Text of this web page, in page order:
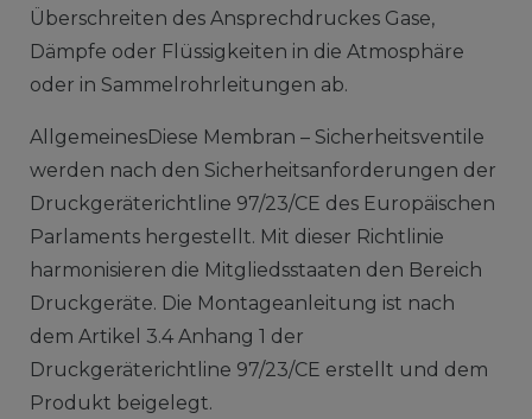
Überschreiten des Ansprechdruckes Gase,
Dämpfe oder Flüssigkeiten in die Atmosphäre
oder in Sammelrohrleitungen ab.
AllgemeinesDiese Membran – Sicherheitsventile
werden nach den Sicherheitsanforderungen der
Druckgeräterichtline 97/23/CE des Europäischen
Parlaments hergestellt. Mit dieser Richtlinie
harmonisieren die Mitgliedsstaaten den Bereich
Druckgeräte. Die Montageanleitung ist nach
dem Artikel 3.4 Anhang 1 der
Druckgeräterichtline 97/23/CE erstellt und dem
Produkt beigelegt.